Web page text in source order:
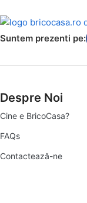
Suntem prezenti pe:
Despre Noi
Cine e BricoCasa?
FAQs
Contactează-ne